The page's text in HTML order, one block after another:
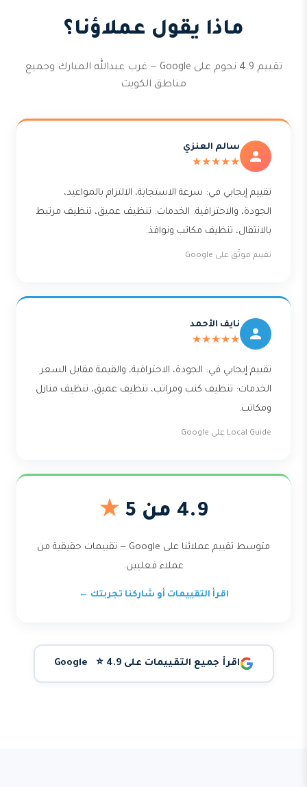
ماذا يقول عملاؤنا؟
تقييم 4.9 نجوم على Google — غرب عبدالله المبارك وجميع
مناطق الكويت
سالم العنزي
★★★★★
تقييم إيجابي في: سرعة الاستجابة، الالتزام بالمواعيد،
الجودة، والاحترافية. الخدمات: تنظيف عميق، تنظيف مرتبط
بالانتقال، تنظيف مكاتب ونوافذ.
تقييم موثّق على Google
نايف الأحمد
★★★★★
تقييم إيجابي في: الجودة، الاحترافية، والقيمة مقابل السعر.
الخدمات: تنظيف كنب ومراتب، تنظيف عميق، تنظيف منازل
ومكاتب.
Local Guide على Google
4.9 من 5 ★
متوسط تقييم عملائنا على Google — تقييمات حقيقية من
عملاء فعليين.
اقرأ التقييمات أو شاركنا تجربتك ←
اقرأ جميع التقييمات على Google ⭐ 4.9